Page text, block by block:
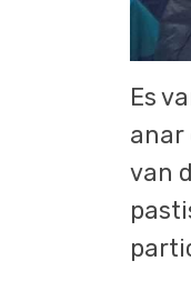
Es
anar
van